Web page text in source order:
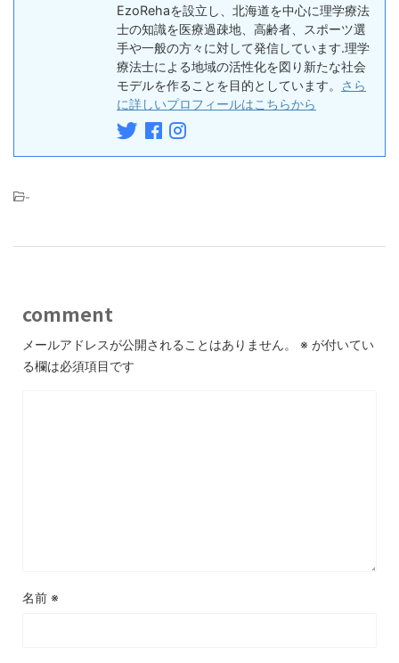
EzoRehaを設立し、北海道を中心に理学療法
士の知識を医療過疎地、高齢者、スポーツ選
手や一般の方々に対して発信しています.理学
療法士による地域の活性化を図り新たな社会
モデルを作ることを目的としています。
さら
に詳しいプロフィールはこちらから
-
comment
メールアドレスが公開されることはありません。 ※ が付いてい
る欄は必須項目です
名前 ※